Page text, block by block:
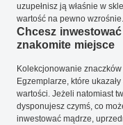
uzupełnisz ją właśnie w
wartość na pewno wzrośnie.
Chcesz
znakomite miejsce
Kolekcjonowanie
Egzemplarze, które
wartości. Jeżeli natomiast
dysponujesz czymś, co
inwestować mądrze,